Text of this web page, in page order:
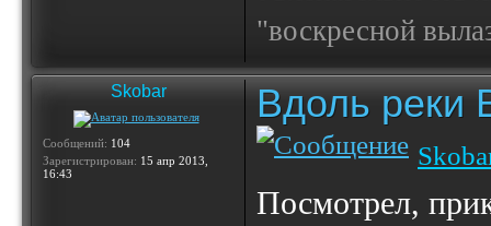
"воскресной
Skobar
Сообщений: 104
Зарегистрирован: 15 апр 2013,
16:43
Вдоль реки
Посмотрел,